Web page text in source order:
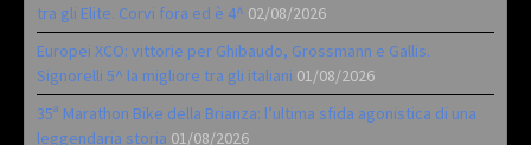
tra gli Elite. Corvi fora ed è 4^ 02/08/2026
Europei XCO: vittorie per Ghibaudo, Grossmann e Gallis.
Signorelli 5^ la migliore tra gli italiani 01/08/2026
35ª Marathon Bike della Brianza: l’ultima sfida agonistica di una
leggendaria storia 01/08/2026